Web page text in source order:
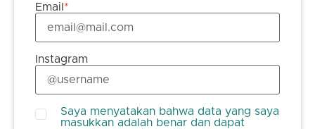
Email*
Instagram
Saya menyatakan bahwa data yang saya
masukkan adalah benar dan dapat